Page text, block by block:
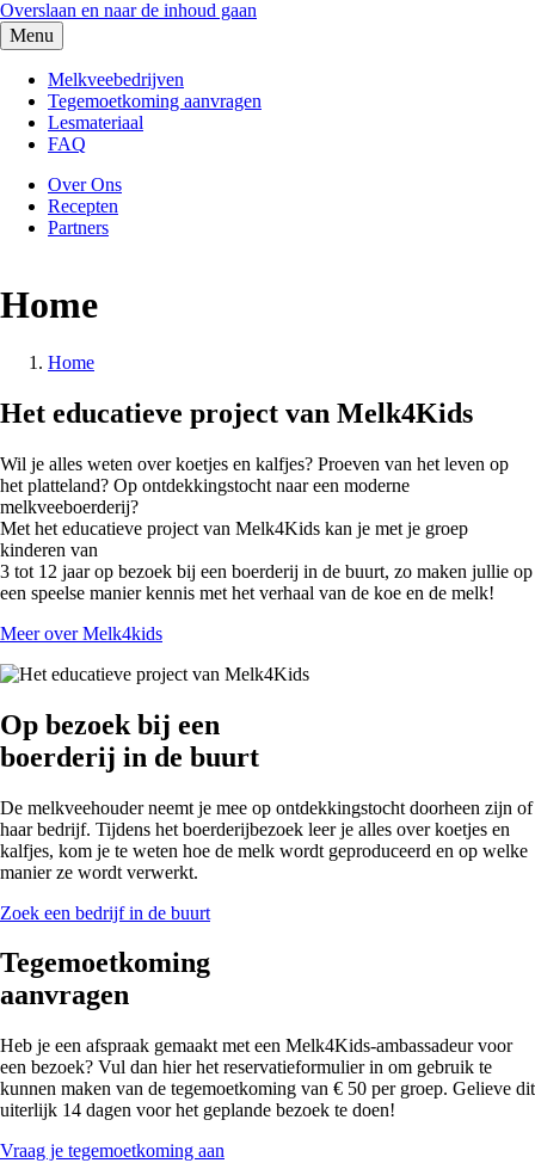
Overslaan en naar de inhoud gaan
Melk4kids
Menu
Home Melkveebedrijven
Tegemoetkoming aanvragen
Lesmateriaal
FAQ
Over Ons
Recepten
Partners
Home
Home
Het educatieve project van Melk4Kids
Wil je alles weten over koetjes en kalfjes? Proeven van het leven op
het platteland? Op ontdekkingstocht naar een moderne
melkveeboerderij?
Met het educatieve project van Melk4Kids kan je met je groep
kinderen van
3 tot 12 jaar op bezoek bij een boerderij in de buurt, zo maken jullie op
een speelse manier kennis met het verhaal van de koe en de melk!
Meer over Melk4kids
Op bezoek bij een
boerderij in de buurt
De melkveehouder neemt je mee op ontdekkingstocht doorheen zijn of
haar bedrijf. Tijdens het boerderijbezoek leer je alles over koetjes en
kalfjes, kom je te weten hoe de melk wordt geproduceerd en op welke
manier ze wordt verwerkt.
Zoek een bedrijf in de buurt
Tegemoetkoming
aanvragen
Heb je een afspraak gemaakt met een Melk4Kids-ambassadeur voor
een bezoek? Vul dan hier het reservatieformulier in om gebruik te
kunnen maken van de tegemoetkoming van € 50 per groep. Gelieve dit
uiterlijk 14 dagen voor het geplande bezoek te doen!
Vraag je tegemoetkoming aan